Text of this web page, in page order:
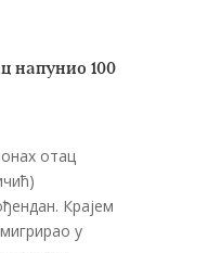
напунио 100
отац
Крајем
у